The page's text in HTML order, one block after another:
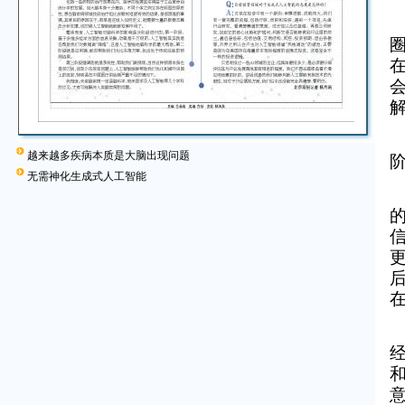
越来越多疾病本质是大脑出现问题
无需神化生成式人工智能